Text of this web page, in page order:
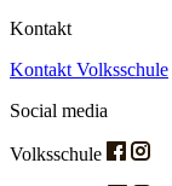
Kontakt
Kontakt Volksschule
Social media
Volksschule